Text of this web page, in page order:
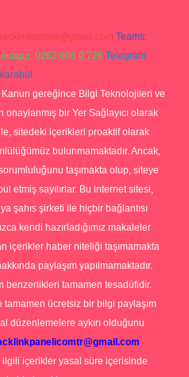
Teams:
0262 606 0 726 Telegram:
Kanun gereğince Bilgi Teknolojileri ve
onaylanmış bir Yer Sağlayıcı olarak
sitedeki içerikleri proaktif olarak
bulunmamaktadır. Ancak,
taşımakta olup, siteye
etmiş sayılırlar. Bu internet sitesi,
şahıs şirketi ile hiçbir bağlantısı
kendi hazırladığımız makaleler
içerikler haber niteliği taşımamakta
paylaşım yapılmamaktadır.
benzerlikleri tamamen tesadüfidir.
tamamen ücretsiz bir bilgi paylaşım
düzenlemelere aykırı olduğunu
içerikler yasal süre içerisinde